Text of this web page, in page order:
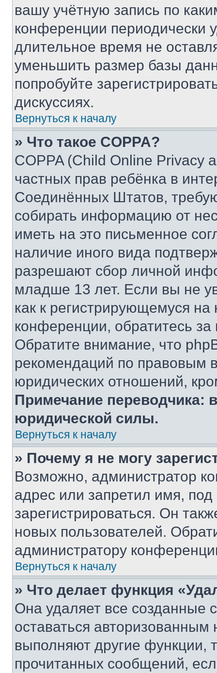
вашу учётную запись по
конференции периодически
длительное время не
уменьшить размер базы
попробуйте
дискуссиях.
Вернуться к началу
» Что такое COPPA?
COPPA (Child Online Privacy
частных прав ребёнка в
Соединённых Штатов,
собирать информацию от
иметь на это письменное
наличие иного вида
разрешают сбор личной
младше 13 лет. Если вы не
как к регистрирующемуся
конференции, обратитесь
Обратите внимание, что
рекомендаций по правовым
юридических отношений,
Примечание переводчика:
юридической силы.
Вернуться к началу
» Почему я не могу
Возможно, администратор
адрес или запретил имя,
зарегистрироваться. Он
новых пользователей.
администратору
Вернуться к началу
» Что делает функция
Она удаляет все созданные
оставаться
выполняют другие функции,
прочитанных сообщений,